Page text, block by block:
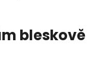
bleskově